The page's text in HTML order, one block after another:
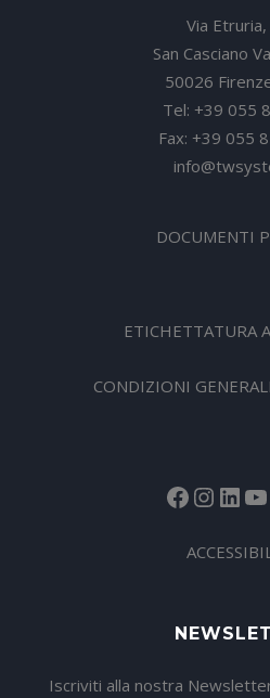
Via
San Casciano
50026
Tel: +39 055
Fax: +39 055
DOCUMENTI
ETICHETTATURA
CONDIZIONI
Iscriviti alla nostra